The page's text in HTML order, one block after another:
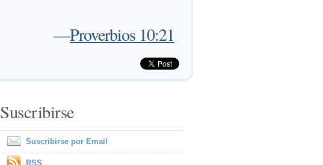
—Proverbios 10:21
Suscribirse
Suscribirse por Email
RSS